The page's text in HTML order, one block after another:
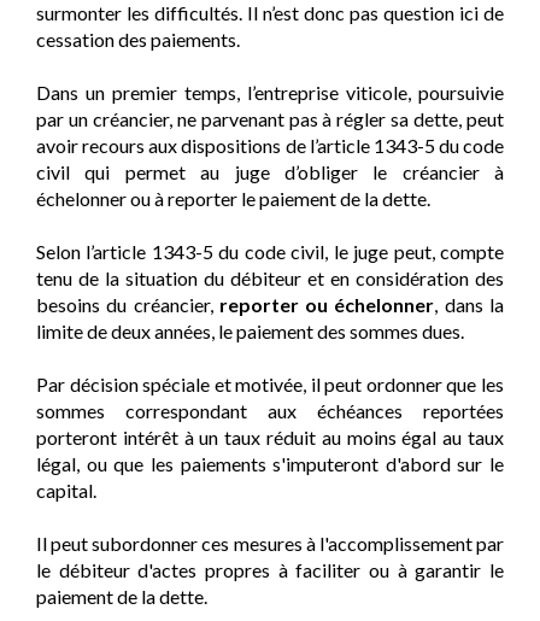
surmonter les difficultés. Il n’est donc pas question ici de
cessation des paiements.
Dans un premier temps, l’entreprise viticole, poursuivie
par un créancier, ne parvenant pas à régler sa dette, peut
avoir recours aux dispositions de l’article 1343-5 du code
civil qui permet au juge d’obliger le créancier à
échelonner ou à reporter le paiement de la dette.
Selon l’article 1343-5 du code civil, le juge peut, compte
tenu de la situation du débiteur et en considération des
besoins du créancier, reporter ou échelonner, dans la
limite de deux années, le paiement des sommes dues.
Par décision spéciale et motivée, il peut ordonner que les
sommes correspondant aux échéances reportées
porteront intérêt à un taux réduit au moins égal au taux
légal, ou que les paiements s'imputeront d'abord sur le
capital.
Il peut subordonner ces mesures à l'accomplissement par
le débiteur d'actes propres à faciliter ou à garantir le
paiement de la dette.